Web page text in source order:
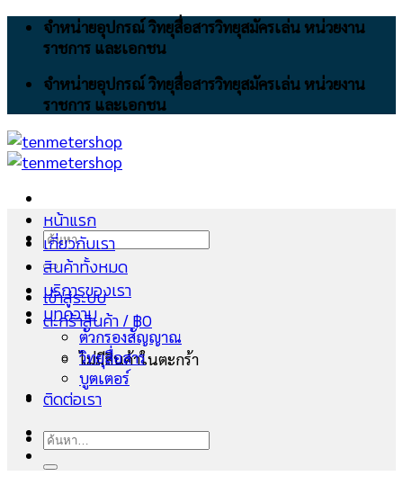
Skip
จำหน่ายอุปกรณ์ วิทยุสื่อสารวิทยุสมัครเล่น หน่วยงาน
ราชการ และเอกชน
จำหน่ายอุปกรณ์ วิทยุสื่อสารวิทยุสมัครเล่น หน่วยงาน
ราชการ และเอกชน
ค้นหา:
เข้าสู่ระบบ
ตะกร้าสินค้า /฿0
ไม่มีสินค้าในตะกร้า
หน้าแรก
เกี่ยวกับเรา
สินค้าทั้งหมด
บริการของเรา
บทความ
ตัวกรองสัญญาณ
วิทยุสื่อสาร
บูตเตอร์
ติดต่อเรา
ค้นหา: